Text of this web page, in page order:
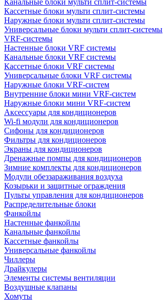
Канальные блоки мульти сплит-системы
Кассетные блоки мульти сплит-системы
Наружные блоки мульти сплит-системы
Универсальные блоки мульти сплит-системы
VRF-системы
Настенные блоки VRF системы
Канальные блоки VRF системы
Кассетные блоки VRF системы
Универсальные блоки VRF системы
Наружные блоки VRF-систем
Внутренние блоки мини VRF-систем
Наружные блоки мини VRF-систем
Аксессуары для кондиционеров
Wi-fi модули для кондиционеров
Сифоны для кондиционеров
Фильтры для кондиционеров
Экраны для кондиционеров
Дренажные помпы для кондиционеров
Зимние комплекты для кондиционеров
Модули обеззараживания воздуха
Козырьки и защитные ограждения
Пульты управления для кондиционеров
Распределительные блоки
Фанкойлы
Настенные фанкойлы
Канальные фанкойлы
Кассетные фанкойлы
Универсальные фанкойлы
Чиллеры
Драйкулеры
Элементы системы вентиляции
Воздушные клапаны
Хомуты